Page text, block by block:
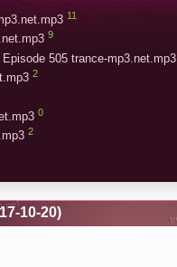
11
9
505 trance-mp3.net.mp3
2
0
2
10-20)